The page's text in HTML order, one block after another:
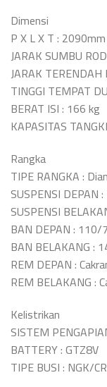
Dimensi
P X L X T :
JARAK SUMBU
JARAK
TINGGI TEMPAT
BERAT ISI : 166 kg
KAPASITAS
Rangka
TIPE RANGKA :
SUSPENSI DEPAN
SUSPENSI
BAN DEPAN :
BAN BELAKANG :
REM DEPAN :
REM BELAKANG :
Kelistrikan
SISTEM
BATTERY : GTZ8V
TIPE BUSI : NGK/